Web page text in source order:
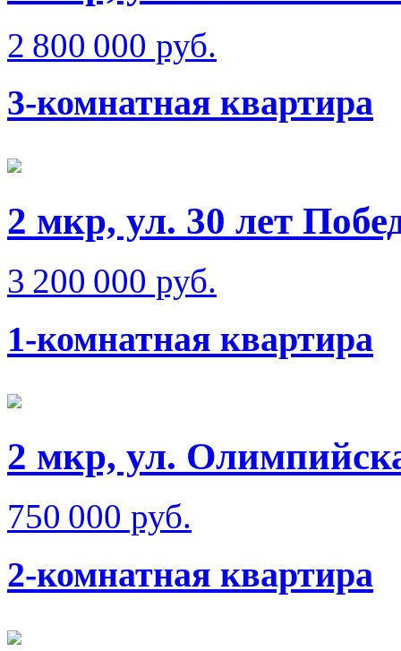
2 800 000 руб.
3-комнатная квартира
2 мкр, ул. 30 лет
3 200 000 руб.
1-комнатная квартира
2 мкр, ул.
750 000 руб.
2-комнатная квартира